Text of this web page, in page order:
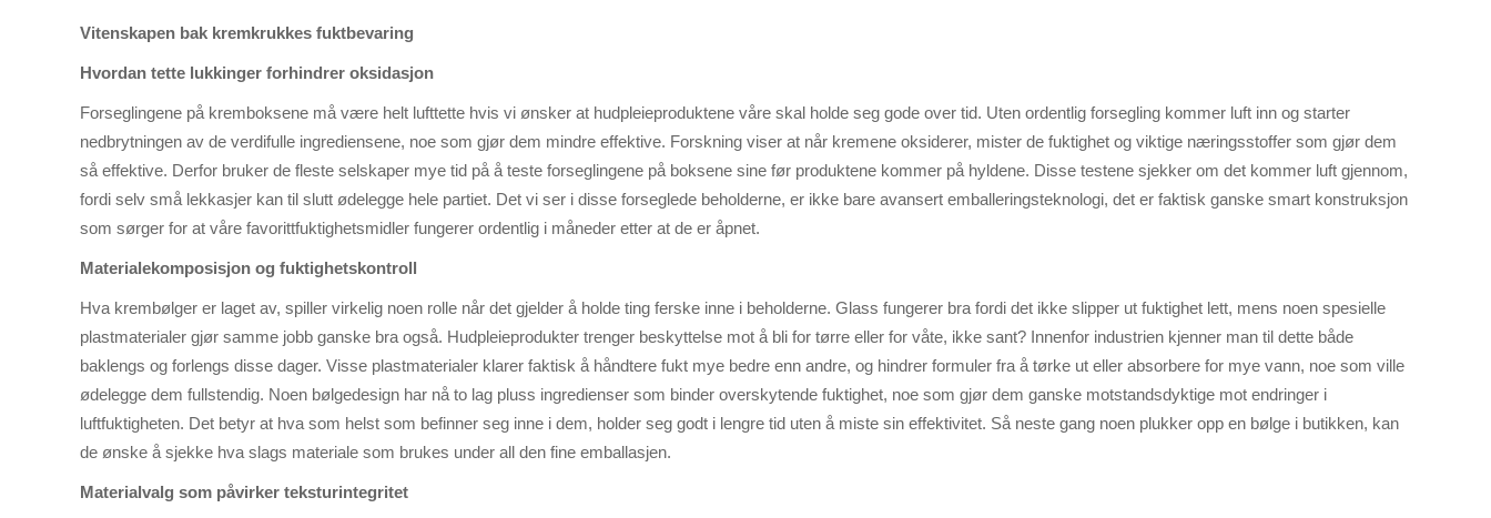
Vitenskapen bak kremkrukkes fuktbevaring
Hvordan tette lukkinger forhindrer oksidasjon
Forseglingene på kremboksene må være helt lufttette hvis vi ønsker at hudpleieproduktene våre skal holde seg gode over tid. Uten ordentlig forsegling kommer luft inn og starter
nedbrytningen av de verdifulle ingrediensene, noe som gjør dem mindre effektive. Forskning viser at når kremene oksiderer, mister de fuktighet og viktige næringsstoffer som gjør dem
så effektive. Derfor bruker de fleste selskaper mye tid på å teste forseglingene på boksene sine før produktene kommer på hyldene. Disse testene sjekker om det kommer luft gjennom,
fordi selv små lekkasjer kan til slutt ødelegge hele partiet. Det vi ser i disse forseglede beholderne, er ikke bare avansert emballeringsteknologi, det er faktisk ganske smart konstruksjon
som sørger for at våre favorittfuktighetsmidler fungerer ordentlig i måneder etter at de er åpnet.
Materialekomposisjon og fuktighetskontroll
Hva krembølger er laget av, spiller virkelig noen rolle når det gjelder å holde ting ferske inne i beholderne. Glass fungerer bra fordi det ikke slipper ut fuktighet lett, mens noen spesielle
plastmaterialer gjør samme jobb ganske bra også. Hudpleieprodukter trenger beskyttelse mot å bli for tørre eller for våte, ikke sant? Innenfor industrien kjenner man til dette både
baklengs og forlengs disse dager. Visse plastmaterialer klarer faktisk å håndtere fukt mye bedre enn andre, og hindrer formuler fra å tørke ut eller absorbere for mye vann, noe som ville
ødelegge dem fullstendig. Noen bølgedesign har nå to lag pluss ingredienser som binder overskytende fuktighet, noe som gjør dem ganske motstandsdyktige mot endringer i
luftfuktigheten. Det betyr at hva som helst som befinner seg inne i dem, holder seg godt i lengre tid uten å miste sin effektivitet. Så neste gang noen plukker opp en bølge i butikken, kan
de ønske å sjekke hva slags materiale som brukes under all den fine emballasjen.
Materialvalg som påvirker teksturintegritet